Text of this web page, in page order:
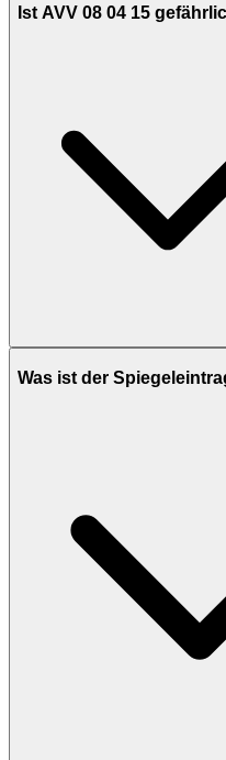
Ist AVV 08 04 15
Was ist der